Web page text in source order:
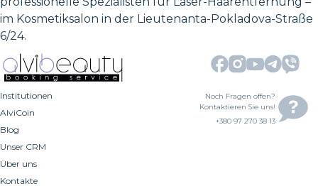
im Kosmetiksalon in der Lieutenanta-Pokladova-Straße
6/24.
Institutionen
AlviCoin
Blog
Unser CRM
Über uns
Kontakte
Noch Fragen offen?
Kontaktieren Sie uns!
+380 97 270 38 13